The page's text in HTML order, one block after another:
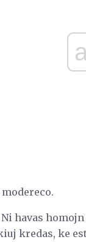
modereco.
havas
kredas, ke